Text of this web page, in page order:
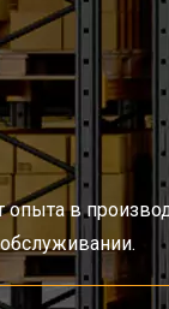
опыта в